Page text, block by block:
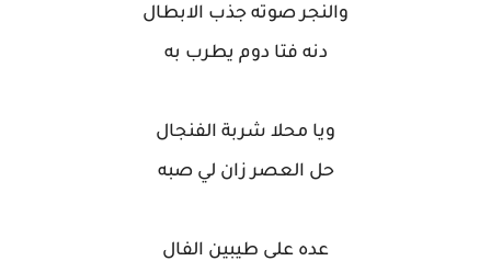
والنجر صوته جذب الابطال
دنه فتا دوم يطرب به
ويا محلا شربة الفنجال
حل العصر زان لي صبه
عده على طيبين الفال